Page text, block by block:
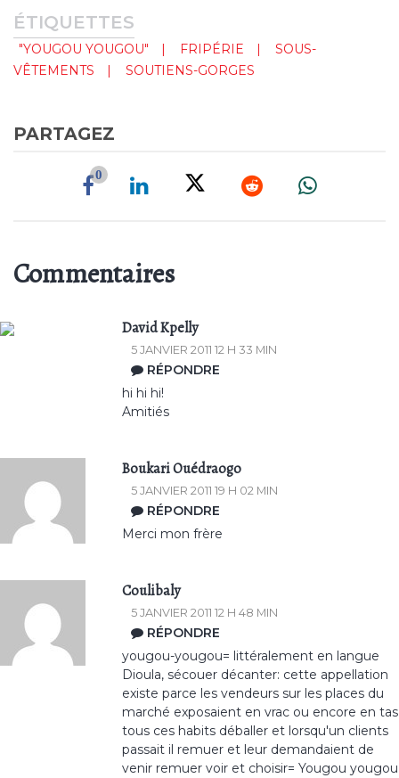
ÉTIQUETTES
"YOUGOU YOUGOU" FRIPÉRIE
SOUS-
VÊTEMENTS
SOUTIENS-GORGES
PARTAGEZ
0
Commentaires
David Kpelly
5 JANVIER 2011 12 H 33 MIN
RÉPONDRE
hi hi hi!
Amitiés
Boukari Ouédraogo
5 JANVIER 2011 19 H 02 MIN
RÉPONDRE
Merci mon frère
Coulibaly
5 JANVIER 2011 12 H 48 MIN
RÉPONDRE
yougou-yougou= littéralement en langue
Dioula, sécouer décanter: cette appellation
existe parce les vendeurs sur les places du
marché exposaient en vrac ou encore en tas
tous ces habits déballer et lorsqu'un clients
passait il remuer et leur demandaient de
venir remuer voir et choisir= Yougou yougou